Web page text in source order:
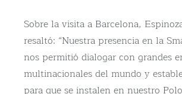
Sobre la visita a Barcelona,
resaltó: “Nuestra presencia en la
nos permitió dialogar con grandes
multinacionales del mundo y
para que se instalen en nuestro